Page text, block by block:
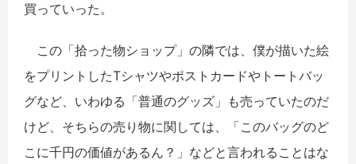
買っていった。
この「拾った物ショップ」の隣では、僕が描いた絵
をプリントしたTシャツやポストカードやトートバッ
グなど、いわゆる「普通のグッズ」も売っていたのだ
けど、そちらの売り物に関しては、「このバッグのど
こに千円の価値があるん？」などと言われることはな